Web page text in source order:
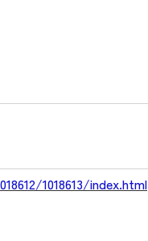
1018613/index.html